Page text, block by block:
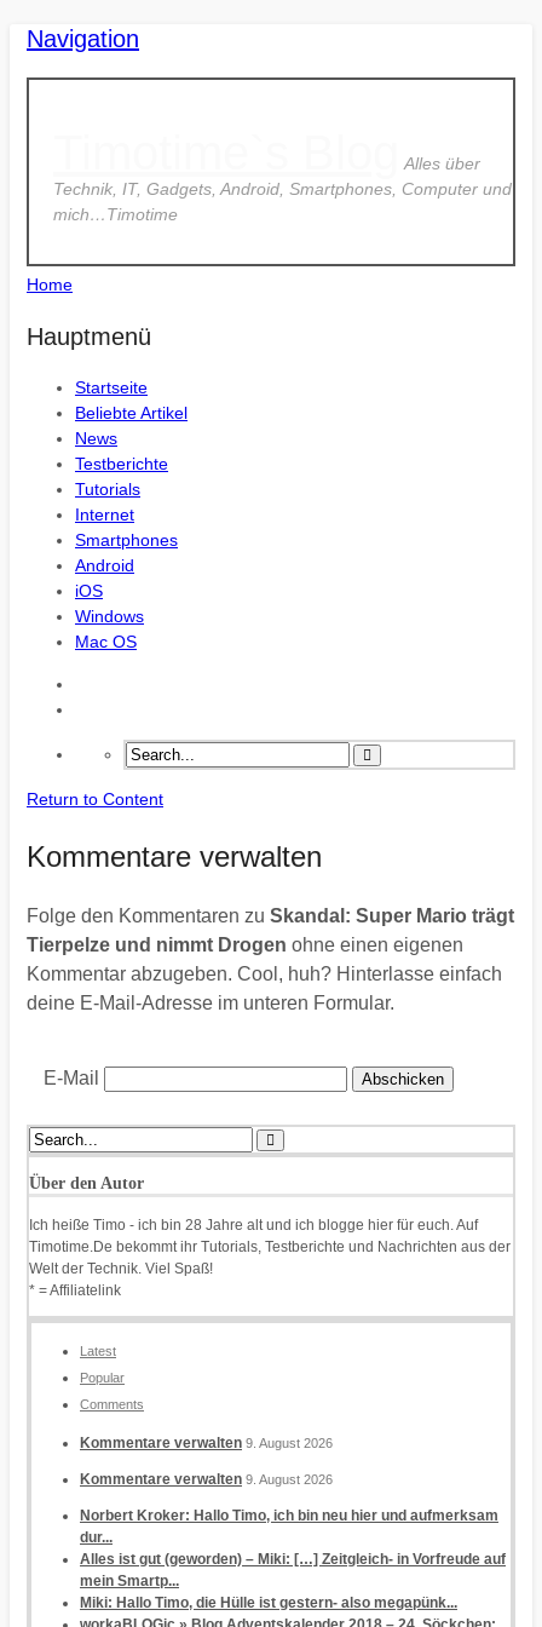
Navigation
Alles über
Technik, IT, Gadgets, Android, Smartphones, Computer und
mich…Timotime
Home
Hauptmenü
Startseite
Beliebte Artikel
News
Testberichte
Tutorials
Internet
Smartphones
Android
iOS
Windows
Mac OS
Return to Content
Kommentare verwalten
Folge den Kommentaren zu Skandal: Super Mario trägt
Tierpelze und nimmt Drogen ohne einen eigenen
Kommentar abzugeben. Cool, huh? Hinterlasse einfach
deine E-Mail-Adresse im unteren Formular.
E-Mail
Über den Autor
Ich heiße Timo - ich bin 28 Jahre alt und ich blogge hier für euch. Auf
Timotime.De bekommt ihr Tutorials, Testberichte und Nachrichten aus der
Welt der Technik. Viel Spaß!
* = Affiliatelink
Latest
Popular
Comments
Kommentare verwalten 9. August 2026
Kommentare verwalten 9. August 2026
Norbert Kroker: Hallo Timo, ich bin neu hier und aufmerksam
dur...
Alles ist gut (geworden) – Miki: […] Zeitgleich- in Vorfreude auf
mein Smartp...
Miki: Hallo Timo, die Hülle ist gestern- also megapünk...